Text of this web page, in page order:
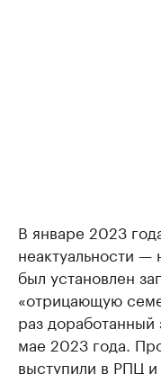
В январе 2023
неактуальности —
был установлен
«отрицающую
раз доработанный
мае 2023 года.
выступили в РПЦ